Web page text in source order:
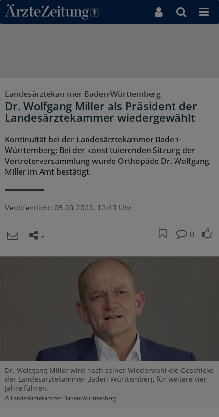
Direkt zum Inhaltsbereich
Landesärztekammer Baden-Württemberg
Dr. Wolfgang Miller als Präsident der
Landesärztekammer wiedergewählt
Kontinuität bei der Landesärztekammer Baden-
Württemberg: Bei der konstituierenden Sitzung der
Vertreterversammlung wurde Orthopäde Dr. Wolfgang
Miller im Amt bestätigt.
Veröffentlicht: 05.03.2023, 12:43 Uhr
0
Dr. Wolfgang Miller wird nach seiner Wiederwahl die Geschicke
der Landesärztekammer Baden-Württemberg für weitere vier
Jahre führen.
© Landesärztekammer Baden-Württemberg